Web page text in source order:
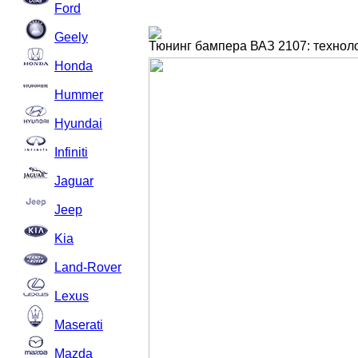
Ford
Geely
Honda
Hummer
Hyundai
Infiniti
Jaguar
Jeep
Kia
Land-Rover
Lexus
Maserati
Mazda
Тюнинг бампера ВАЗ 2107: